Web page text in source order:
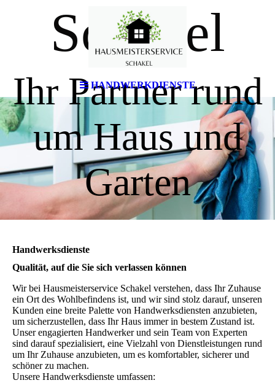
HANDWERKDIENSTE
Schakel
Ihr Partner rund
um Haus und
Garten
Handwerksdienste
Qualität, auf die Sie sich verlassen können
Wir bei Hausmeisterservice Schakel verstehen, dass Ihr Zuhause
ein Ort des Wohlbefindens ist, und wir sind stolz darauf, unseren
Kunden eine breite Palette von Handwerksdiensten anzubieten,
um sicherzustellen, dass Ihr Haus immer in bestem Zustand ist.
Unser engagierten Handwerker und sein Team von Experten
sind darauf spezialisiert, eine Vielzahl von Dienstleistungen rund
um Ihr Zuhause anzubieten, um es komfortabler, sicherer und
schöner zu machen.
Unsere Handwerksdienste umfassen: